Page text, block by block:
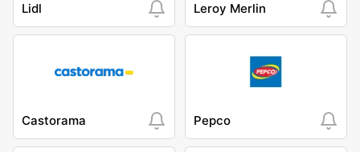
Lidl Leroy Merlin
Castorama Pepco